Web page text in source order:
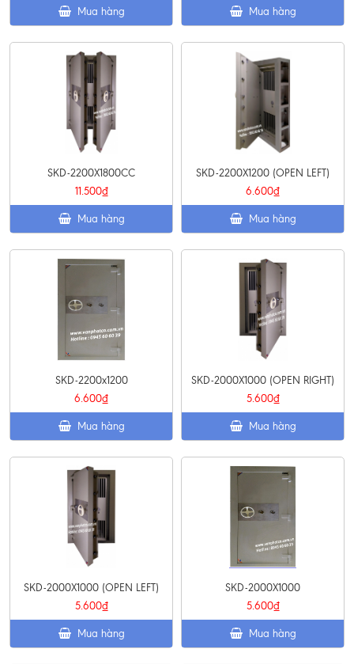
Mua hàng Mua hàng
SKD-2200X1800CC
11.500₫
Mua hàng
SKD-2200X1200 (OPEN LEFT)
6.600₫
Mua hàng
SKD-2200x1200
6.600₫
Mua hàng
SKD-2000X1000 (OPEN RIGHT)
5.600₫
Mua hàng
SKD-2000X1000 (OPEN LEFT)
5.600₫
Mua hàng
SKD-2000X1000
5.600₫
Mua hàng